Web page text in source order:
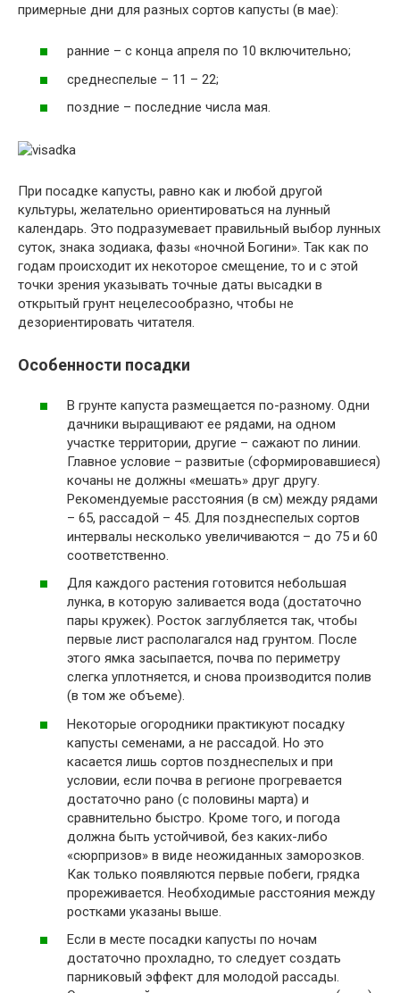
примерные дни для разных сортов капусты (в мае):
ранние – с конца апреля по 10 включительно;
среднеспелые – 11 – 22;
поздние – последние числа мая.
При посадке капусты, равно как и любой другой
культуры, желательно ориентироваться на лунный
календарь. Это подразумевает правильный выбор лунных
суток, знака зодиака, фазы «ночной Богини». Так как по
годам происходит их некоторое смещение, то и с этой
точки зрения указывать точные даты высадки в
открытый грунт нецелесообразно, чтобы не
дезориентировать читателя.
Особенности посадки
В грунте капуста размещается по-разному. Одни
дачники выращивают ее рядами, на одном
участке территории, другие – сажают по линии.
Главное условие – развитые (сформировавшиеся)
кочаны не должны «мешать» друг другу.
Рекомендуемые расстояния (в см) между рядами
– 65, рассадой – 45. Для позднеспелых сортов
интервалы несколько увеличиваются – до 75 и 60
соответственно.
Для каждого растения готовится небольшая
лунка, в которую заливается вода (достаточно
пары кружек). Росток заглубляется так, чтобы
первые лист располагался над грунтом. После
этого ямка засыпается, почва по периметру
слегка уплотняется, и снова производится полив
(в том же объеме).
Некоторые огородники практикуют посадку
капусты семенами, а не рассадой. Но это
касается лишь сортов позднеспелых и при
условии, если почва в регионе прогревается
достаточно рано (с половины марта) и
сравнительно быстро. Кроме того, и погода
должна быть устойчивой, без каких-либо
«сюрпризов» в виде неожиданных заморозков.
Как только появляются первые побеги, грядка
прореживается. Необходимые расстояния между
ростками указаны выше.
Если в месте посадки капусты по ночам
достаточно прохладно, то следует создать
парниковый эффект для молодой рассады.